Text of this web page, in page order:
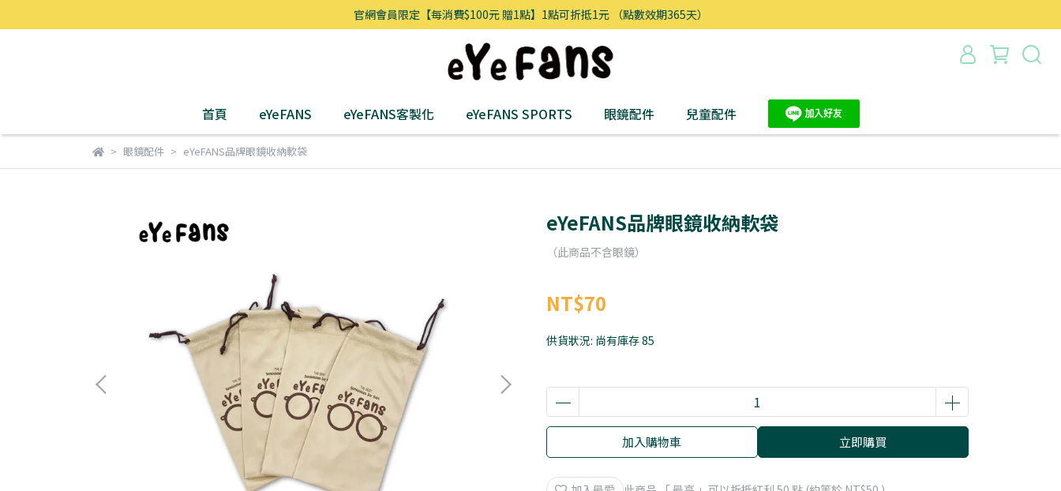
官網會員限定【每消費$100元 贈1點】1點可折抵1元 （點數效期365天）
首頁 eYeFANS eYeFANS客製化 eYeFANS SPORTS 眼鏡配件 兒童配件
眼鏡配件 eYeFANS品牌眼鏡收納軟袋
eYeFANS品牌眼鏡收納軟袋
（此商品不含眼鏡）
NT$70
供貨狀況: 尚有庫存 85
加入購物車 立即購買